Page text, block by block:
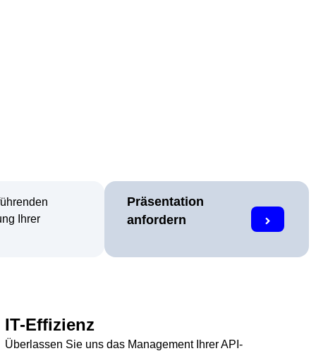
Ihrer
Präsentation
anfordern
IT-Effizienz
Überlassen Sie uns das Management Ihrer API-